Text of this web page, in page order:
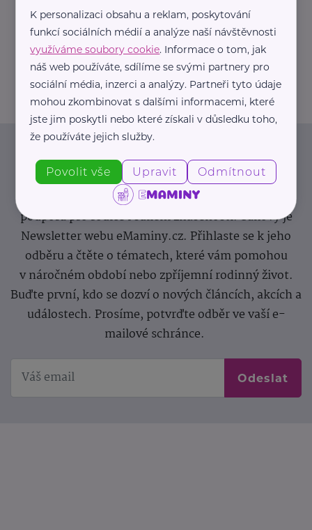
https://hartmanndirect.com/cs-cz
+420 800 100 150
info@hartmanndirect.cz
Newsletter
Pravidelný přísun novinek, inspirace na každý den,
podpora pro rodiče i sdílení zkušeností. Takový je
Newsletter webu eMaminy.cz. Přihlaste se k jeho
odběru a čtěte o tématech, které vám pomohou
v náročném období nebo zpříjemní rodinný život.
Buďte první, kdo se dozví o nových článcích, akcích a
událostech. Prosíme, potvrďte odběr ve vaší e-
mailové schránce.
Odeslat
K personalizaci obsahu a reklam, poskytování
funkcí sociálních médií a analýze naší návštěvnosti
využíváme soubory cookie. Informace o tom, jak
náš web používáte, sdílíme se svými partnery pro
sociální média, inzerci a analýzy. Partneři tyto údaje
mohou zkombinovat s dalšími informacemi, které
jste jim poskytli nebo které získali v důsledku toho,
že používáte jejich služby.
Povolit vše Upravit Odmítnout